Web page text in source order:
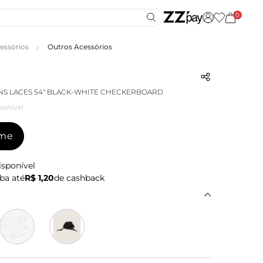
0
Outros Acessórios
LACES 54" BLACK-WHITE CHECKERBOARD
atéR$ 1,20de cashback